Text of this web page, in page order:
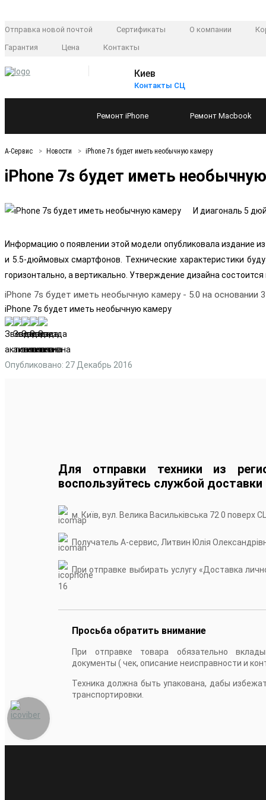
Отправка новой почтой Сертификаты О компании
Гарантия
Цена Контакты
Киев
Контакты СЦ
Ремонт iPhone Ремонт Macbook
А-Сервис Новости iPhone 7s будет иметь необычную камеру
iPhone 7s будет иметь
И диагональ 5
Информацию о появлении этой модели опубликовала издание
и 5.5-дюймовых смартфонов. Технические характеристики
горизонтально, а вертикально. Утверждение дизайна
iPhone 7s будет иметь необычную камеру- 5.0 на основании 3
iPhone 7s будет иметь необычную камеру
Опубликовано: 27 Декабрь 2016
Для отправки техники из
воспользуйтесь службой доставки
м. Київ, вул. Велика Васильківська 72 0 поверх
Получатель А-сервис, Литвин Юлія
При отправке выбирать услугу «Доставка
16
Просьба обратить внимание
При отправке товара обязательно
документы ( чек, описание неисправности и
Техника должна быть упакована, дабы
транспортировки.